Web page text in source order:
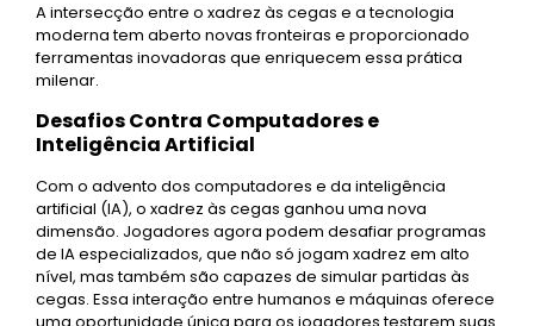
A intersecção entre o xadrez às cegas e a tecnologia
moderna tem aberto novas fronteiras e proporcionado
ferramentas inovadoras que enriquecem essa prática
milenar.
Desafios Contra Computadores e
Inteligência Artificial
Com o advento dos computadores e da inteligência
artificial (IA), o xadrez às cegas ganhou uma nova
dimensão. Jogadores agora podem desafiar programas
de IA especializados, que não só jogam xadrez em alto
nível, mas também são capazes de simular partidas às
cegas. Essa interação entre humanos e máquinas oferece